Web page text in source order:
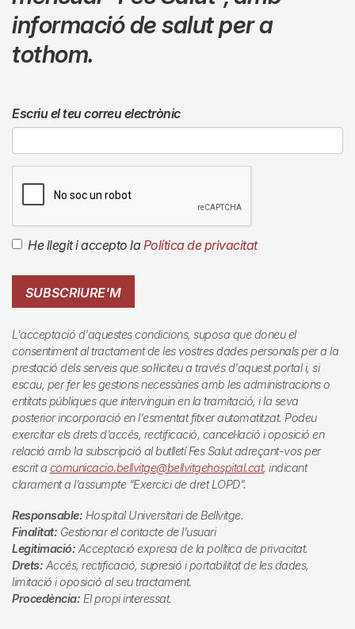
informació de salut per a
tothom.
Escriu el teu correu electrònic
He llegit i accepto la Política de privacitat
SUBSCRIURE'M
L'acceptació d'aquestes condicions, suposa que doneu el
consentiment al tractament de les vostres dades personals per a la
prestació dels serveis que sol·liciteu a través d'aquest portal i, si
escau, per fer les gestions necessàries amb les administracions o
entitats públiques que intervinguin en la tramitació, i la seva
posterior incorporació en l'esmentat fitxer automatitzat. Podeu
exercitar els drets d’accés, rectificació, cancel·lació i oposició en
relació amb la subscripció al butlletíFes Salutadreçant-vos per
escrit a comunicacio.bellvitge@bellvitgehospital.cat, indicant
clarament a l’assumpte "Exercici de dret LOPD".
Responsable: Hospital Universitari de Bellvitge.
Finalitat: Gestionar el contacte de l'usuari
Legitimació: Acceptació expresa de la política de privacitat.
Drets: Accés, rectificació, supresió i portabilitat de les dades,
limitació i oposició al seu tractament.
Procedència: El propi interessat.